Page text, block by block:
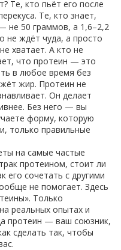
Те, кто пьёт его после
Те, кто знает,
не 50 граммов, а 1,6–2,2
не ждёт чуда, а просто
хватает. А кто не
что протеин — это
в любое время без
жир. Протеин не
Он делает
Без него — вы
форму, которую
только правильные
на самые частые
протеином, стоит ли
его сочетать с другими
не помогает. Здесь
Только
реальных опытах и
протеин — ваш союзник,
сделать так, чтобы